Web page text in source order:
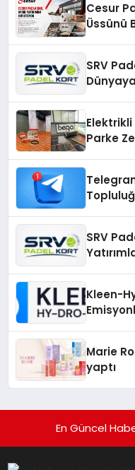
Cesur
Üssünü
SRV
Parke
SRV
Kleen-
Marie
yaptı
En Güncel